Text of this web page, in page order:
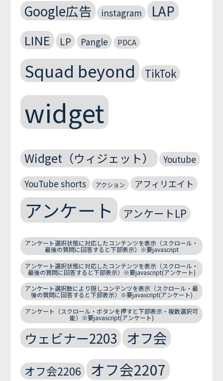
Google広告 instagram LAP
LINE LP Pangle PDCA
Squad beyond TikTok
widget
Widget（ウィジェット）
Youtube
YouTube shorts
アクション アフィリエイト
アンケート アンケートLP
アンケート選択状態に対応したコンテンツを表示（スクロール・
最後の質問に回答すると下部表示）※要javascript
アンケート選択状態に対応したコンテンツを表示（スクロール・
最後の質問に回答すると下部表示）※要javascript(アンケート)
アンケート選択肢により隠しコンテンツを表示（スクロール・最
後の質問に回答すると下部表示）※要javascript(アンケート)
アンケート（スクロール・ボタンを押すと下部表示・複数選択可
能）※要javascript(アンケート)
ウェビナー2203 オフ会
オフ会2206 オフ会2207